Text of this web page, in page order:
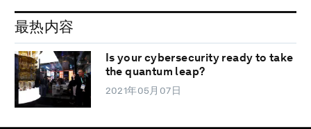
最热内容
Is your cybersecurity ready to take
the quantum leap?
2021年05月07日